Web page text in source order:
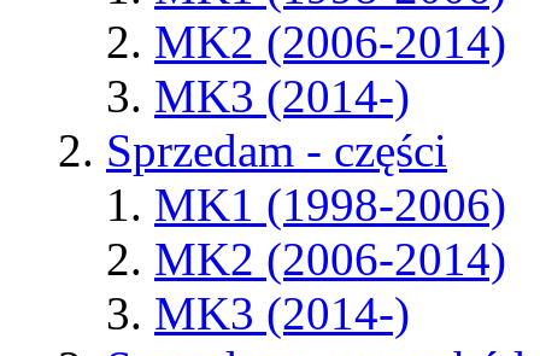
MK2 (2006-2014)
MK3 (2014-)
Sprzedam - części
MK1 (1998-2006)
MK2 (2006-2014)
MK3 (2014-)